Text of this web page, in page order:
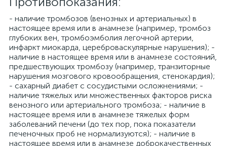
- наличие тромбозов (венозных и артериальных) в
настоящее время или в анамнезе (например, тромбоз
глубоких вен, тромбоэмболия легочной артерии,
инфаркт миокарда, цереброваскулярные нарушения); -
наличие в настоящее время или в анамнезе состояний,
предшествующих тромбозу (например, транзиторные
нарушения мозгового кровообращения, стенокардия);
- сахарный диабет с сосудистыми осложнениями; -
наличие тяжелых или множественных факторов риска
венозного или артериального тромбоза; - наличие в
настоящее время или в анамнезе тяжелых форм
заболеваний печени (до тех пор, пока показатели
печеночных проб не нормализуются); - наличие в
настоящее время или в анамнезе доброкачественных